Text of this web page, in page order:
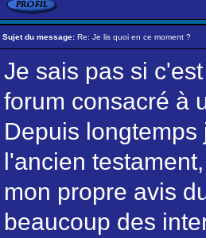
Sujet du message: Re: Je lis quoi en ce moment ?
Je sais pas si
forum consacré à
Depuis
l'ancien
mon propre avis
beaucoup des